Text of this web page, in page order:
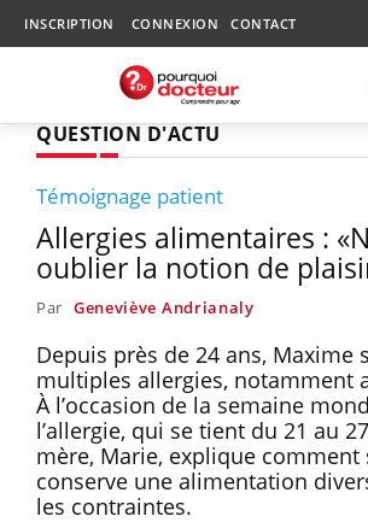
INSCRIPTION CONNEXION CONTACT
QUESTION D'ACTU
Témoignage patient
Allergies alimentaires :
oublier la notion de
Par Geneviève Andrianaly
Depuis près de 24 ans, Maxime
multiples allergies, notamment
À l’occasion de la semaine
l’allergie, qui se tient du 21 au
mère, Marie, explique comment
conserve une alimentation
les contraintes.